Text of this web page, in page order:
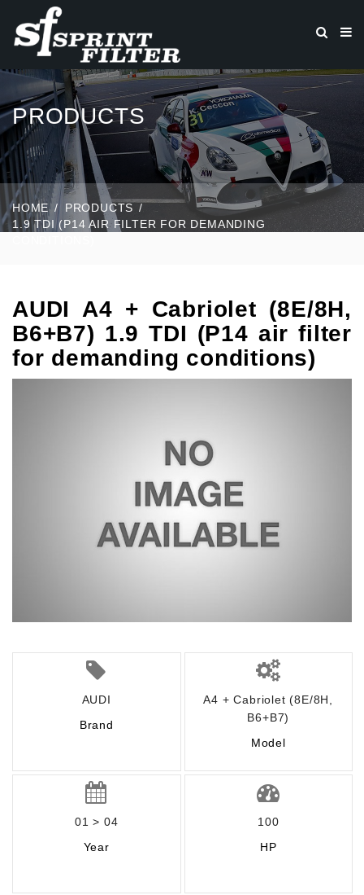
PRODUCTS
HOME
PRODUCTS
1.9 TDI (P14 AIR FILTER FOR DEMANDING
AUDI A4 + Cabriolet (8E/8H,
B6+B7) 1.9 TDI (P14 air filter
for demanding conditions)
AUDI
Brand
A4 + Cabriolet (8E/8H,
B6+B7)
Model
01 > 04
Year
100
HP